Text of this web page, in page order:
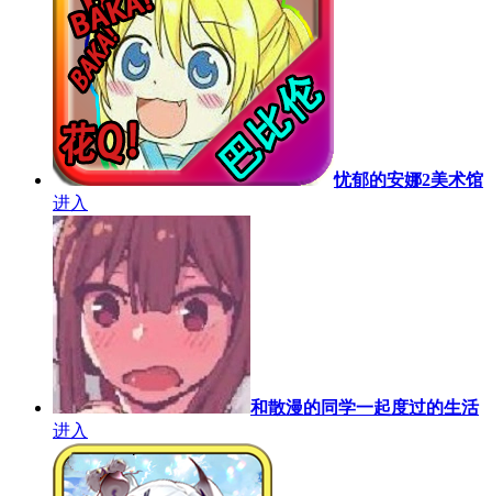
忧郁的安娜2美术馆
进入
和散漫的同学一起度过的生活
进入